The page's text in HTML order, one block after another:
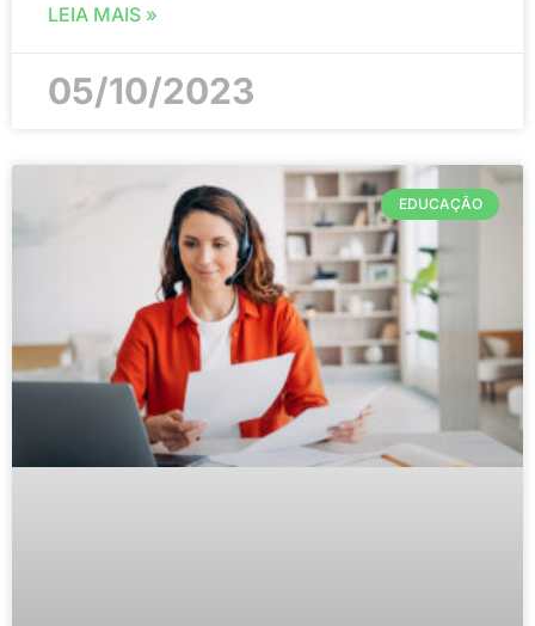
LEIA MAIS »
05/10/2023
EDUCAÇÃO